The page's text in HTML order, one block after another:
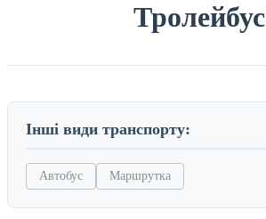
Тролейбус
Інші види транспорту:
Автобус Маршрутка